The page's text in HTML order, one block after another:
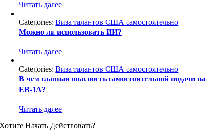
Читать далее
Categories:Виза талантов США самостоятельно
Можно ли использовать ИИ?
Читать далее
Categories:Виза талантов США самостоятельно
В чем главная опасность самостоятельной подачи на
EB-1A?
Читать далее
Хотите Начать Действовать?